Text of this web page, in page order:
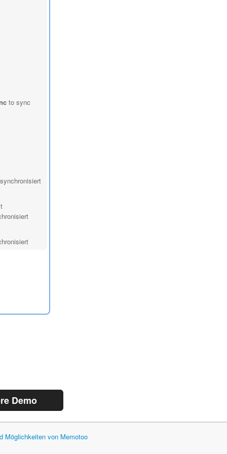
to sync
Demo
Möglichkeiten von Memotoo